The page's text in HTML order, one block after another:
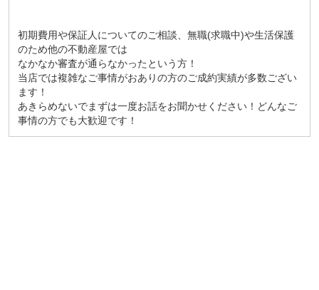
初期費用や保証人についてのご相談、無職(求職中)や生活保護
のため他の不動産屋では
なかなか審査が通らなかったという方！
当店では複雑なご事情がおありの方のご成約実績が多数ござい
ます！
あきらめないでまずは一度お話をお聞かせください！どんなご
事情の方でも大歓迎です！